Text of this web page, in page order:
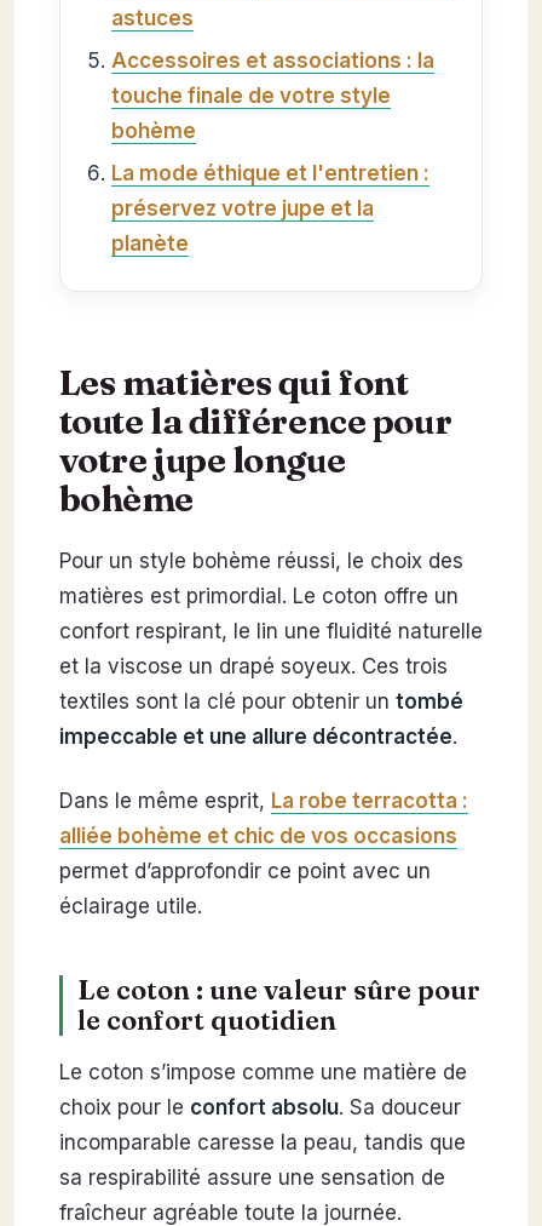
astuces
Accessoires et associations : la
touche finale de votre style
bohème
La mode éthique et l'entretien :
préservez votre jupe et la
planète
Les matières qui font
toute la différence pour
votre jupe longue
bohème
Pour un style bohème réussi, le choix des
matières est primordial. Le coton offre un
confort respirant, le lin une fluidité naturelle
et la viscose un drapé soyeux. Ces trois
textiles sont la clé pour obtenir un tombé
impeccable et une allure décontractée.
Dans le même esprit, La robe terracotta :
alliée bohème et chic de vos occasions
permet d’approfondir ce point avec un
éclairage utile.
Le coton : une valeur sûre pour
le confort quotidien
Le coton s’impose comme une matière de
choix pour le confort absolu. Sa douceur
incomparable caresse la peau, tandis que
sa respirabilité assure une sensation de
fraîcheur agréable toute la journée.